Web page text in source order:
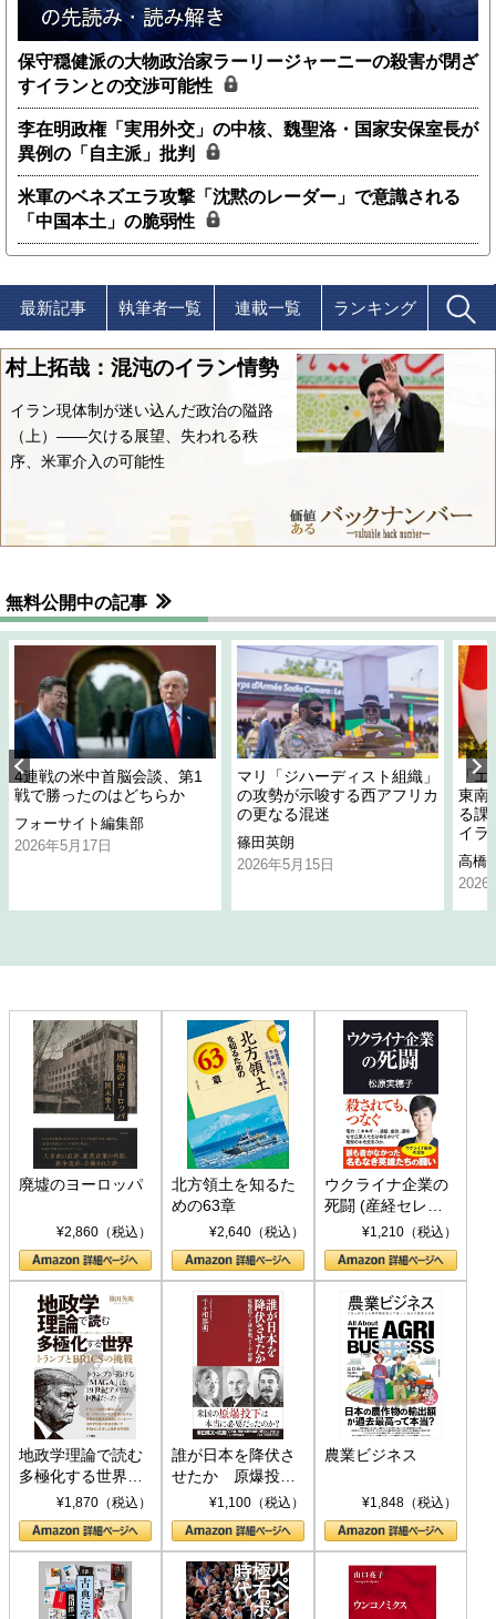
保守穏健派の大物政治家ラーリージャーニーの殺害が閉ざ
すイランとの交渉可能性
李在明政権「実用外交」の中核、魏聖洛・国家安保室長が
異例の「自主派」批判
米軍のベネズエラ攻撃「沈黙のレーダー」で意識される
「中国本土」の脆弱性
最新記事 執筆者一覧 連載一覧 ランキング
村上拓哉：混沌のイラン情勢
イラン現体制が迷い込んだ政治の隘路
（上）――欠ける展望、失われる秩
序、米軍介入の可能性
無料公開中の記事
4連戦の米中首脳会談、第1
戦で勝ったのはどちらか
フォーサイト編集部
2026年5月17日
マリ「ジハーディスト組織」
の攻勢が示唆する西アフリカ
の更なる混迷
篠田英朗
2026年5月15日
「
東南
る課
イラ
高橋
2026
廃墟のヨーロッパ
¥2,860（税込）
北方領土を知るた
めの63章
¥2,640（税込）
ウクライナ企業の
死闘 (産経セレク
ト S 039)¥1,210（税込）
地政学理論で読む
多極化する世界：
トランプとBRICS
の挑戦
¥1,870（税込）
誰が日本を降伏さ
せたか 原爆投
下、ソ連参戦、そ
して聖断 (PHP新
書)
¥1,100（税込）
農業ビジネス
¥1,848（税込）